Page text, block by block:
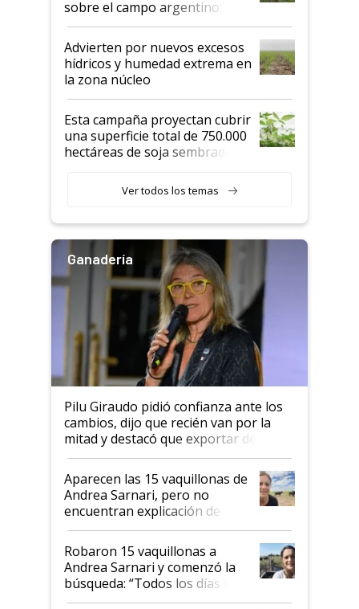
sobre el campo argentino:
"Estoy muy impresionado"
Advierten por nuevos excesos
hídricos y humedad extrema en
la zona núcleo
Esta campaña proyectan cubrir
una superficie total de 750.000
hectáreas de soja sembradas
variedades que marcan un
salto tecnológico en genética y
Ver todos los temas
Ganadería
Pilu Giraudo pidió confianza ante los
cambios, dijo que recién van por la
mitad y destacó que exportar dejó de
ser "para unos pocos": "Tenemos un
mandato muy claro del gobierno
nacional"
Aparecen las 15 vaquillonas de
Andrea Sarnari, pero no
encuentran explicación de
cómo llegaron allí
Robaron 15 vaquillonas a
Andrea Sarnari y comenzó la
búsqueda: “Todos los días le
toca a algún productor”